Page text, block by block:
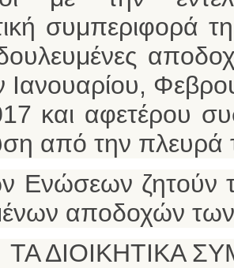
συμπεριφορά
και αφετέρου
από την πλευρά
Ενώσεων ζητούν
αποδοχών
ΤΑ ΔΙΟΙΚΗΤΙΚΑ